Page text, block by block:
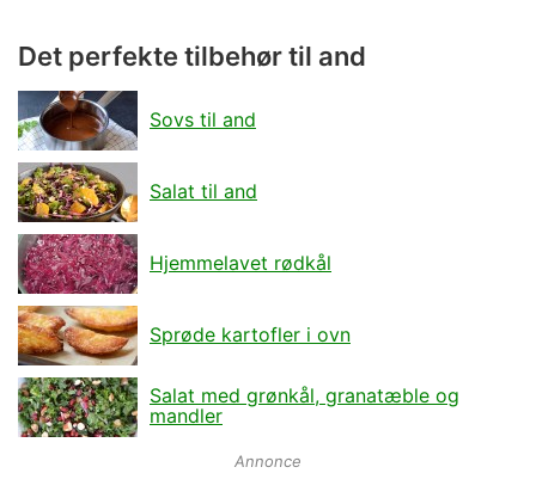
Det perfekte tilbehør til and
Sovs til and
Salat til and
Hjemmelavet rødkål
Sprøde kartofler i ovn
Salat med grønkål, granatæble og
mandler
Annonce